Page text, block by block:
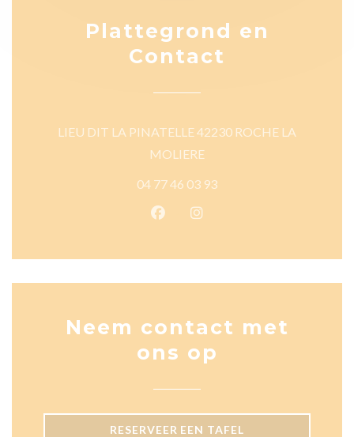
Plattegrond en
Contact
LIEU DIT LA PINATELLE 42230 ROCHE LA
MOLIERE((opent in een nieuw
04 77 46 03 93
Facebook ((opent in een nieuw
Instagram ((opent in een
Neem contact met
ons op
RESERVEER EEN TAFEL